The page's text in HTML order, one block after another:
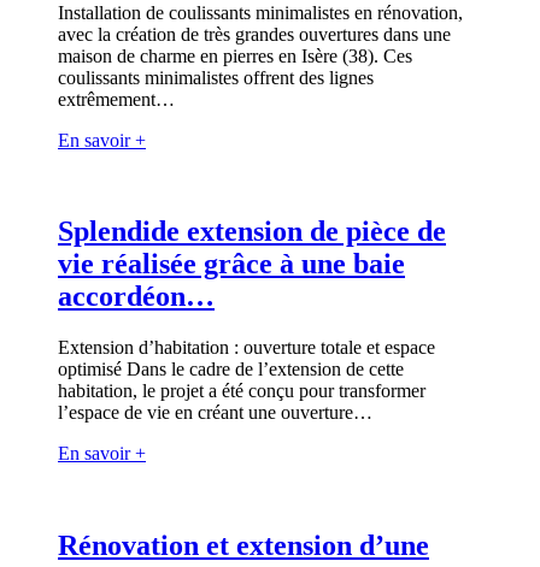
Installation de coulissants minimalistes en rénovation,
avec la création de très grandes ouvertures dans une
maison de charme en pierres en Isère (38). Ces
coulissants minimalistes offrent des lignes
extrêmement…
En savoir +
Splendide extension de pièce de
vie réalisée grâce à une baie
accordéon…
Extension d’habitation : ouverture totale et espace
optimisé Dans le cadre de l’extension de cette
habitation, le projet a été conçu pour transformer
l’espace de vie en créant une ouverture…
En savoir +
Rénovation et extension d’une